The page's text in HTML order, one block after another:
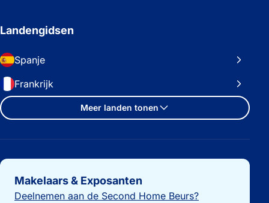
Landengidsen
Spanje
Frankrijk
Meer landen tonen
Belangrijke links
Makelaars & Exposanten
Deelnemen aan de Second Home Beurs?